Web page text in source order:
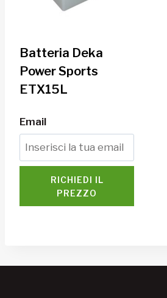
Batteria Deka
Power Sports
ETX15L
Email
RICHIEDI IL
PREZZO